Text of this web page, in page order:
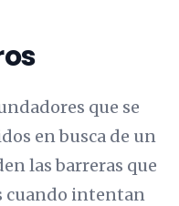
que se
en busca de un
las barreras que
cuando intentan